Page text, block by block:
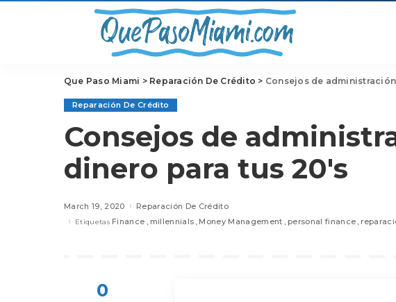
Que Paso Miami > Reparación De Crédito > Consejos de
Reparación De Crédito
Consejos de
dinero para tus 20's
March 19, 2020 Reparación De Crédito
Etiquetas Finance millennials Money Management personal finance
0